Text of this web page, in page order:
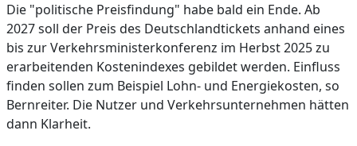
Die "politische Preisfindung" habe bald ein Ende. Ab
2027 soll der Preis des Deutschlandtickets anhand eines
bis zur Verkehrs­ministerkonferenz im Herbst 2025 zu
erarbeitenden Kostenindexes gebildet werden. Einfluss
finden sollen zum Beispiel Lohn- und Energiekosten, so
Bernreiter. Die Nutzer und Verkehrsunternehmen hätten
dann Klarheit.